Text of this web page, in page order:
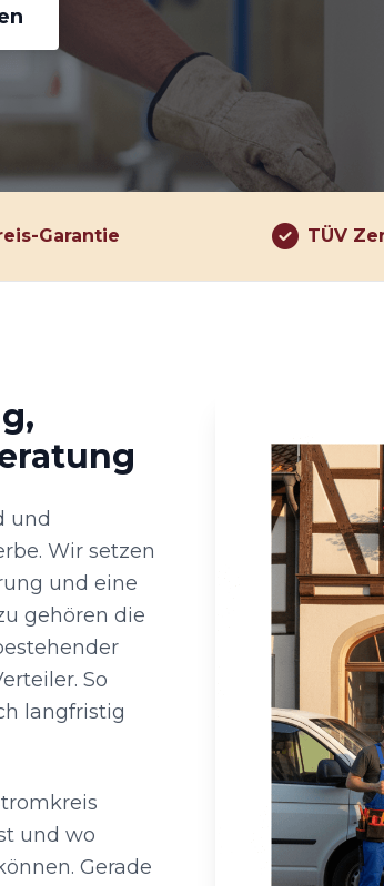
Garantie TÜV
und
Wir setzen
und eine
gehören die
So
langfristig
und wo
Gerade